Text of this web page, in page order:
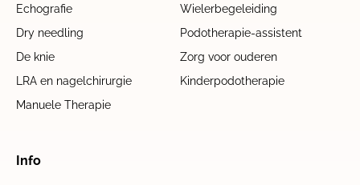
Echografie
Wielerbegeleiding
Dry needling
Podotherapie-assistent
De knie
Zorg voor ouderen
LRA en nagelchirurgie
Kinderpodotherapie
Manuele Therapie
Info